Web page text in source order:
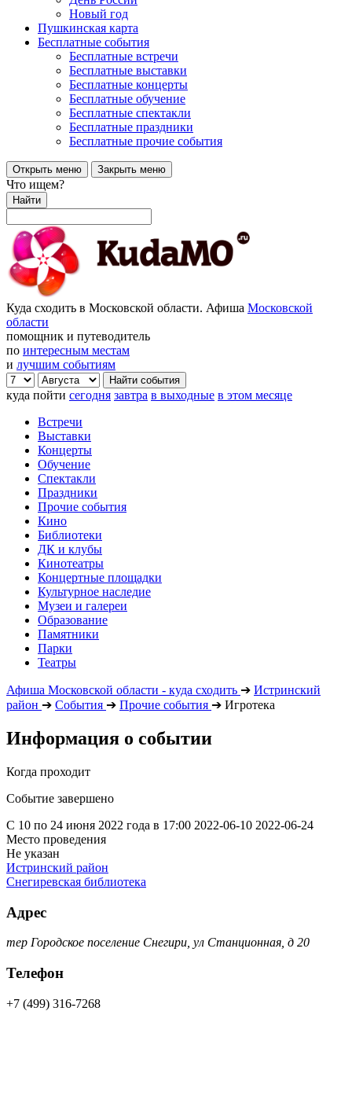
Новый год
Пушкинская карта
Бесплатные события
Бесплатные встречи
Бесплатные выставки
Бесплатные концерты
Бесплатные обучение
Бесплатные спектакли
Бесплатные праздники
Бесплатные прочие события
Открыть меню Закрыть меню
Что ищем?
Найти
Куда сходить в Московской области. Афиша Московской
области
помощник и путеводитель
по интересным местам
и лучшим событиям
куда пойти сегодня завтра в выходные в этом месяце
Встречи
Выставки
Концерты
Обучение
Спектакли
Праздники
Прочие события
Кино
Библиотеки
ДК и клубы
Кинотеатры
Концертные площадки
Культурное наследие
Музеи и галереи
Образование
Памятники
Парки
Театры
Афиша Московской области - куда сходить ➔ Истринский
район ➔ События ➔ Прочие события ➔ Игротека
Информация о событии
Когда проходит
Событие завершено
С 10 по 24 июня 2022 года в 17:00 2022-06-10 2022-06-24
Место проведения
Не указан
Истринский район
Снегиревская библиотека
Адрес
тер Городское поселение Снегири, ул Станционная, д 20
Телефон
+7 (499) 316-7268